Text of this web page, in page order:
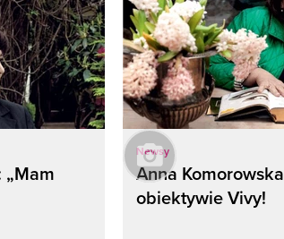
Newsy
Anna
obiektywie Vivy!